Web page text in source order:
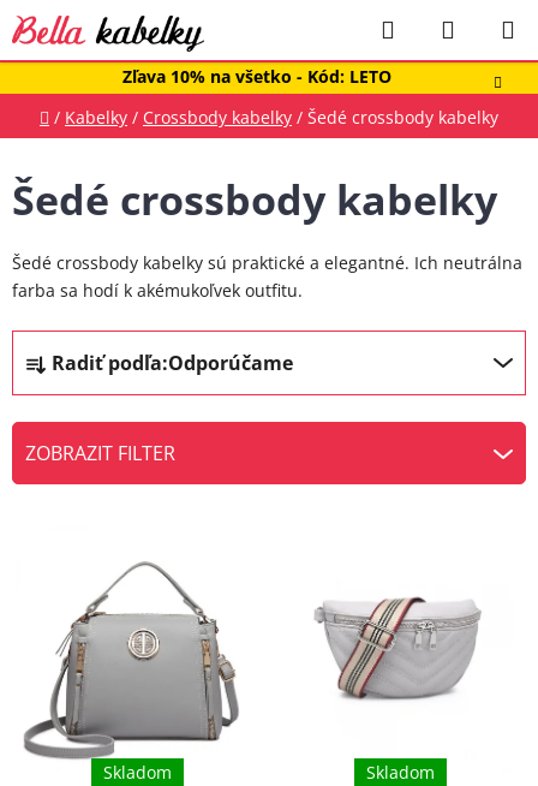
Prejsť
na
obsah
Zľava 10% na všetko - Kód: LETO
Hľadať
KOŠÍK
Domov
/ Kabelky / Crossbody kabelky / Šedé crossbody kabelky
Šedé crossbody kabelky
Šedé crossbody kabelky sú praktické a elegantné. Ich neutrálna
farba sa hodí k akémukoľvek outfitu.
R
a
d
e
n
k
Radiť podľa:Odporúčame
ZOBRAZIT FILTER
d
Skladom Skladom